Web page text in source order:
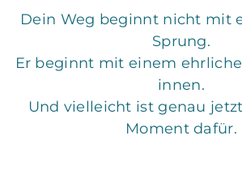
Dein Weg beginnt nicht mit
Sprung.
Er beginnt mit einem
innen.
Und vielleicht ist genau
Moment dafür.